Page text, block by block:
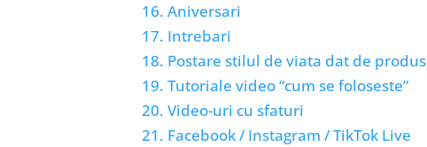
16. Aniversari
17. Intrebari
18. Postare stilul de viata dat de produs
19. Tutoriale video “cum se foloseste”
20. Video-uri cu sfaturi
21. Facebook / Instagram / TikTok Live